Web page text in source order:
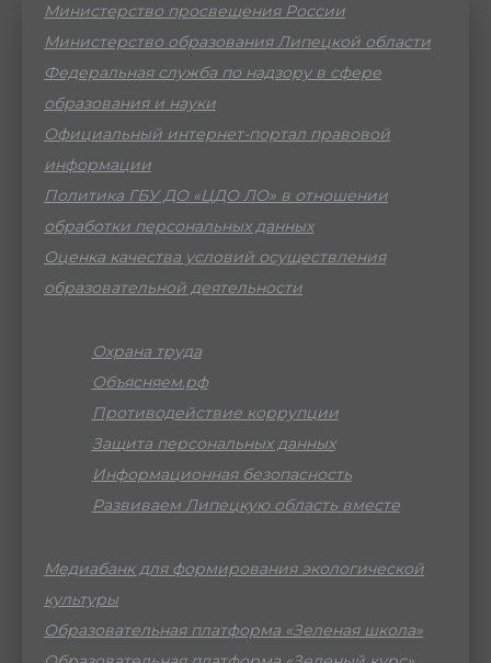
Министерство просвещения России
Министерство образования Липецкой области
Федеральная служба по надзору в сфере
образования и науки
Официальный интернет-портал правовой
информации
Политика ГБУ ДО «ЦДО ЛО» в отношении
обработки персональных данных
Оценка качества условий осуществления
образовательной деятельности
Охрана труда
Объясняем.рф
Противодействие коррупции
Защита персональных данных
Информационная безопасность
Развиваем Липецкую область вместе
Медиабанк для формирования экологической
культуры
Образовательная платформа «Зеленая школа»